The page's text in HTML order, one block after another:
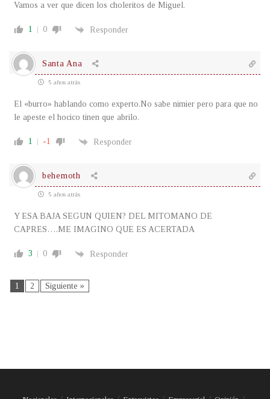
Vamos a ver que dicen los choleritos de Miguel.
1 0 Responder
Santa Ana
5 años atrás
El «burro» hablando como experto.No sabe nimier pero para que no
le apeste el hocico tinen que abrilo.
1 -1 Responder
behemoth
5 años atrás
Y ESA BAJA SEGUN QUIEN? DEL MITOMANO DE
CAPRES….ME IMAGINO QUE ES ACERTADA
3 0 Responder
1 2 Siguiente »